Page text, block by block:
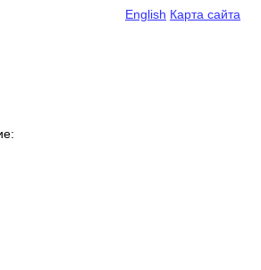
English Карта сайта